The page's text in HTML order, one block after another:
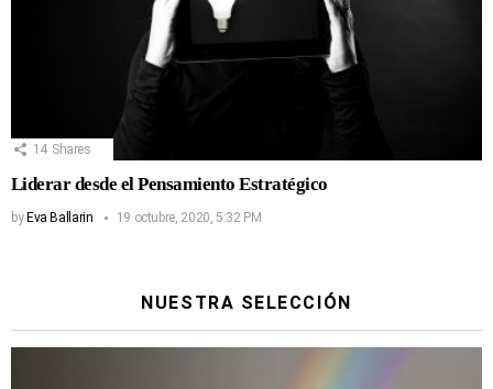
14 Shares
Liderar desde el Pensamiento Estratégico
by Eva Ballarin 19 octubre, 2020, 5:32 PM
NUESTRA SELECCIÓN